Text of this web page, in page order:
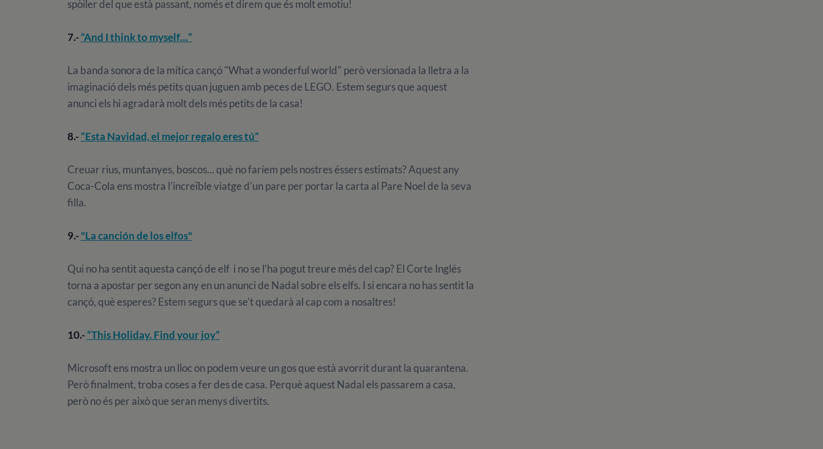
spòiler del que està passant, només et direm que és molt emotiu!
7.-“And I think to myself…”
La banda sonora de la mítica cançó "What a wonderful world" però versionada la lletra a la
imaginació dels més petits quan juguen amb peces de LEGO. Estem segurs que aquest
anunci els hi agradarà molt dels més petits de la casa!
8.-“Esta Navidad, el mejor regalo eres tú”
Creuar rius, muntanyes, boscos... què no faríem pels nostres éssers estimats? Aquest any
Coca-Cola ens mostra l'increïble viatge d'un pare per portar la carta al Pare Noel de la seva
filla.
9.-"La canción de los elfos"
Qui no ha sentit aquesta cançó de elf i no se l’ha pogut treure més del cap? El Corte Inglés
torna a apostar per segon any en un anunci de Nadal sobre els elfs. I si encara no has sentit la
cançó, què esperes? Estem segurs que se't quedarà al cap com a nosaltres!
10.-“This Holiday. Find your joy”
Microsoft ens mostra un lloc on podem veure un gos que està avorrit durant la quarantena.
Però finalment, troba coses a fer des de casa. Perquè aquest Nadal els passarem a casa,
però no és per això que seran menys divertits.